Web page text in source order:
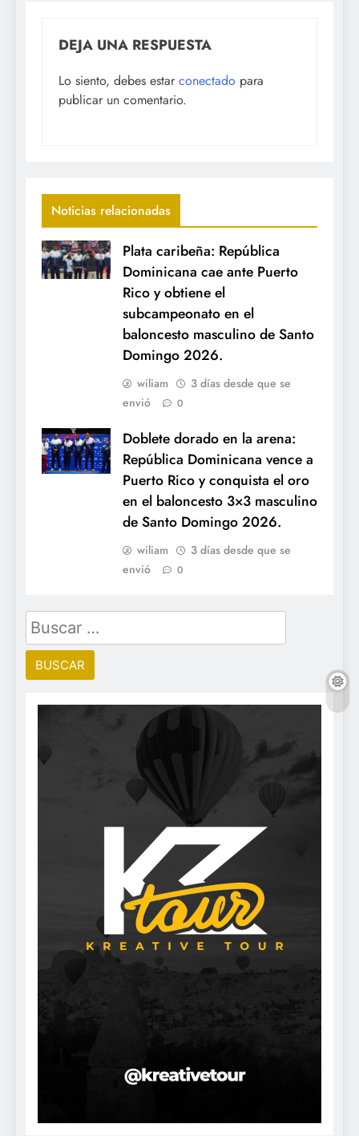
DEJA UNA RESPUESTA
Lo siento, debes estar conectado para
publicar un comentario.
Noticias relacionadas
Plata caribeña: República
Dominicana cae ante Puerto
Rico y obtiene el
subcampeonato en el
baloncesto masculino de Santo
Domingo 2026.
wiliam
3 días desde que se
envió
0
Doblete dorado en la arena:
República Dominicana vence a
Puerto Rico y conquista el oro
en el baloncesto 3×3 masculino
de Santo Domingo 2026.
wiliam
3 días desde que se
envió
0
Buscar: